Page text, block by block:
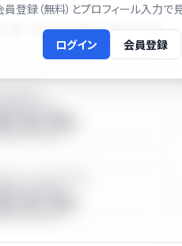
員登録（無料）とプロフィール入力で
ログイン 会員登録
躍・両立支援の取り組み
「女性の活躍推進企業データベー